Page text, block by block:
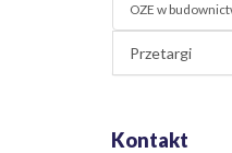
OZE w
Przetargi
Kontakt